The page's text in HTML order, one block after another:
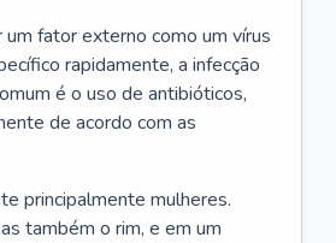
um fator externo como um vírus
rapidamente, a infecção
é o uso de antibióticos,
de acordo com as
principalmente mulheres.
também o rim, e em um